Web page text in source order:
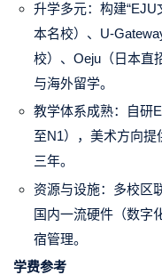
升学多元：构建
本名校）、U-
校）、Oeju（日本直
与海外留学。
教学体系成熟：自研
至N1），美术方向
三年。
资源与设施：多校区
国内一流硬件（数字
宿管理。
学费参考